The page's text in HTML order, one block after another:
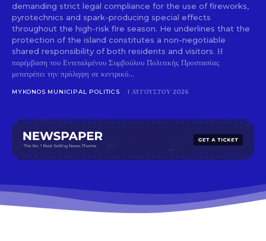
demanding strict legal compliance for the use of fireworks,
pyrotechnics and spark-producing special effects
throughout the high-risk fire season. He underlines that the
protection of the island constitutes a non-negotiable
shared responsibility of both residents and visitors. Η
παρέμβαση του Εντεταλμένου Συμβούλου Πολιτικής Προστασίας
μετατρέπει την πρόληψη σε κεντρικό...
MYKONOS MUNICIPAL POLITICS 1 ΑΥΓΟΎΣΤΟΥ 2026